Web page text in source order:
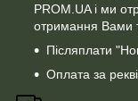
PROM.UA і ми
отримання Вами
Післяплати
Оплата за